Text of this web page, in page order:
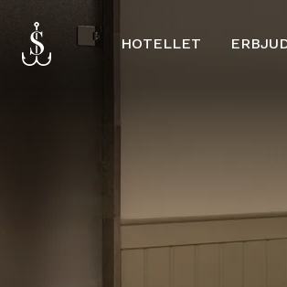
HOTELLET